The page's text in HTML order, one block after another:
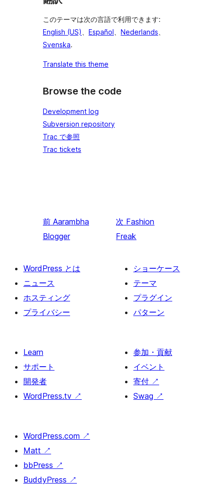
このテーマは次の言語で利用できます:
English (US)、 Español、 Nederlands、
Svenska.
Translate this theme
Browse the code
Development log
Subversion repository
Trac で参照
Trac tickets
前 Aarambha
Blogger
次 Fashion
Freak
WordPress とは
ニュース
ホスティング
プライバシー
ショーケース
テーマ
プラグイン
パターン
Learn
サポート
開発者
WordPress.tv ↗
参加・貢献
イベント
寄付 ↗
Swag ↗
WordPress.com ↗
Matt ↗
bbPress ↗
BuddyPress ↗